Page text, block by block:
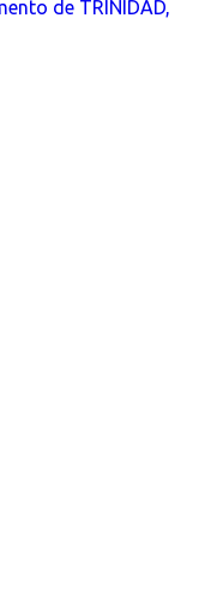
de TRINIDAD,